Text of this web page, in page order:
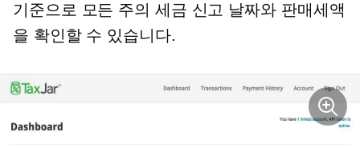
기준으로 모든 주의 세금 신고 날짜와 판매세액
을 확인할 수 있습니다.